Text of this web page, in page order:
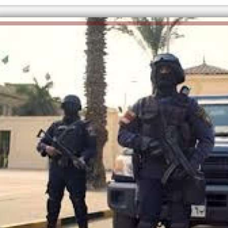
الكاتبة إلهام شرشر تهنئ الرئيس
السيسي بعيد ميلاده وتُشيد بجهوده رسالتى لآخر الزمان «محطة الضبعة
النووية»... من الحلم إلى التنفيذ